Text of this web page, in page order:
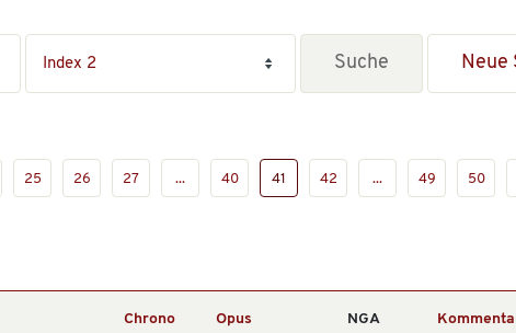
Neue
25 26 27 ... 40 41 42 ... 49 50
Chrono Opus NGA